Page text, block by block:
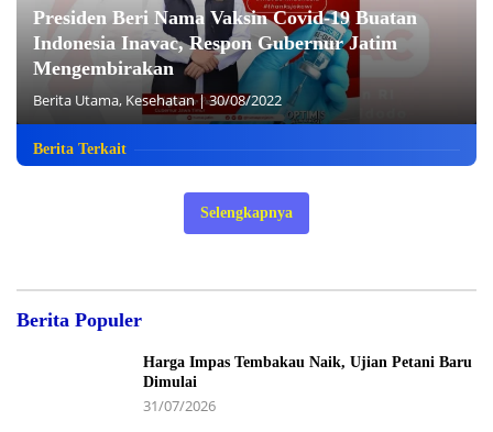
Presiden Beri Nama Vaksin Covid-19 Buatan
Indonesia Inavac, Respon Gubernur Jatim
Mengembirakan
Berita Utama, Kesehatan|30/08/2022
Berita Terkait
Selengkapnya
Berita Populer
Harga Impas Tembakau Naik, Ujian Petani Baru
Dimulai
31/07/2026